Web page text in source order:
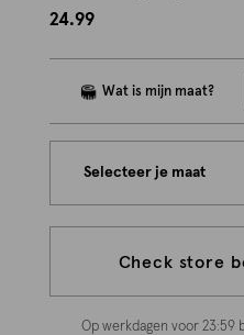
24.99
Selecteer je maat
Check store
Op werkdagen voor 23:59